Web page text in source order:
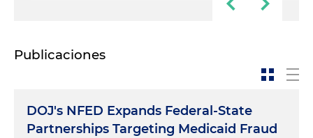
Publicaciones
DOJ's NFED Expands Federal-State
Partnerships Targeting Medicaid Fraud